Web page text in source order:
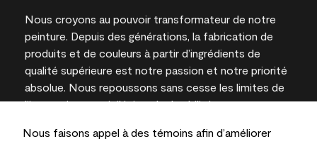
Nous faisons appel à des témoins afin d’améliorer
Nous croyons au pouvoir transformateur de notre
peinture. Depuis des générations, la fabrication de
produits et de couleurs à partir d’ingrédients de
qualité supérieure est notre passion et notre priorité
absolue. Nous repoussons sans cesse les limites de
l’innovation et privilégions la durabilité pour
l’expertise locale.